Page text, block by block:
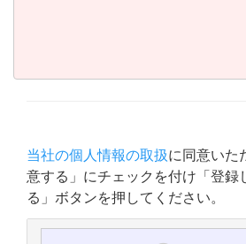
当社の個人情報の取扱に同意いた
意する」にチェックを付け「登録
る」ボタンを押してください。